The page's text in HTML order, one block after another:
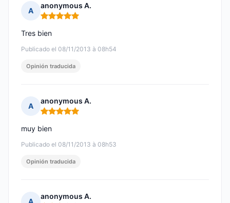
A
anonymous A.
Nota: 5 de 5
Publicado el 08/11/2013 à 08h54
Tres bien
Opinión traducida
A
anonymous A.
Nota: 5 de 5
Publicado el 08/11/2013 à 08h53
muy bien
Opinión traducida
anonymous A.